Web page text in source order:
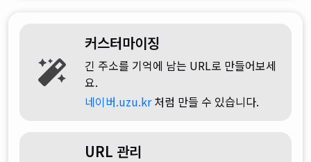
커스터마이징
긴 주소를 기억에 남는 URL로 만들어보세
요.
네이버.uzu.kr처럼 만들 수 있습니다.
URL 관리